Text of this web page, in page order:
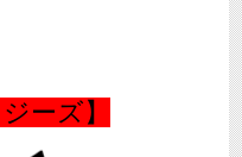
ーズ】